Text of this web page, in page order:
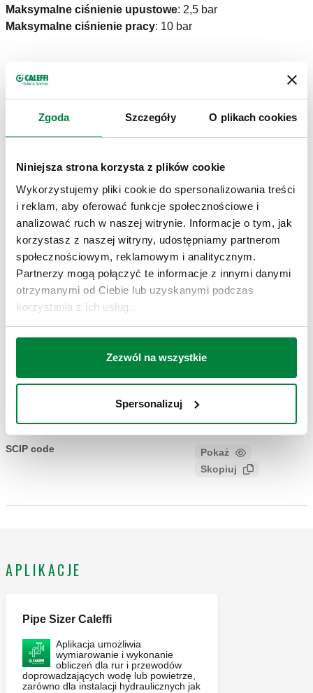
Zgoda Szczegóły O plikach cookies
Niniejsza strona korzysta z plików cookie
Wykorzystujemy pliki cookie do spersonalizowania treści
i reklam, aby oferować funkcje społecznościowe i
analizować ruch w naszej witrynie. Informacje o tym, jak
korzystasz z naszej witryny, udostępniamy partnerom
społecznościowym, reklamowym i analitycznym.
Partnerzy mogą połączyć te informacje z innymi danymi
otrzymanymi od Ciebie lub uzyskanymi podczas
korzystania z ich usług.
Zezwól na wszystkie
Spersonalizuj
Maksymalne ciśnienie upustowe: 2,5 bar
Maksymalne ciśnienie pracy: 10 bar
RYSUNKI I SPECYFIKACJE
Kod produktu Przyłącze
502043 G 1/2" A (ISO 228-1) GZ
Rysunki 2D
DWG DXF PDF
Modele 3D
IGS STP
CALEFFI, 502043. Automatyczny zawór odpowietrzający z
zamknięciem higroskopijnym Przyłącze: G 1/2" A (ISO 228-1)
GZ. Maksymalne ciśnienie pracy: 10 bar. Maksymalne
SCIP code
Pokaż
Skopiuj
APLIKACJE
Pipe Sizer Caleffi
Aplikacja umożliwia
wymiarowanie i wykonanie
obliczeń dla rur i przewodów
doprowadzających wodę lub powietrze,
zarówno dla instalacji hydraulicznych jak